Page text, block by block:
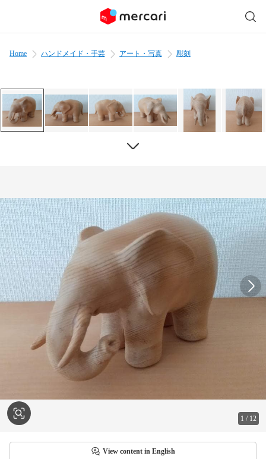
Home ハンドメイド・手芸 アート・写真 彫刻
1 / 12
View content in English